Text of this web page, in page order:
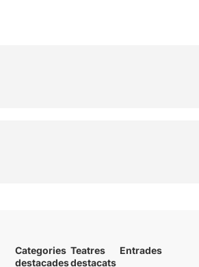
Categories
destacades
Teatres
destacats
Entrades